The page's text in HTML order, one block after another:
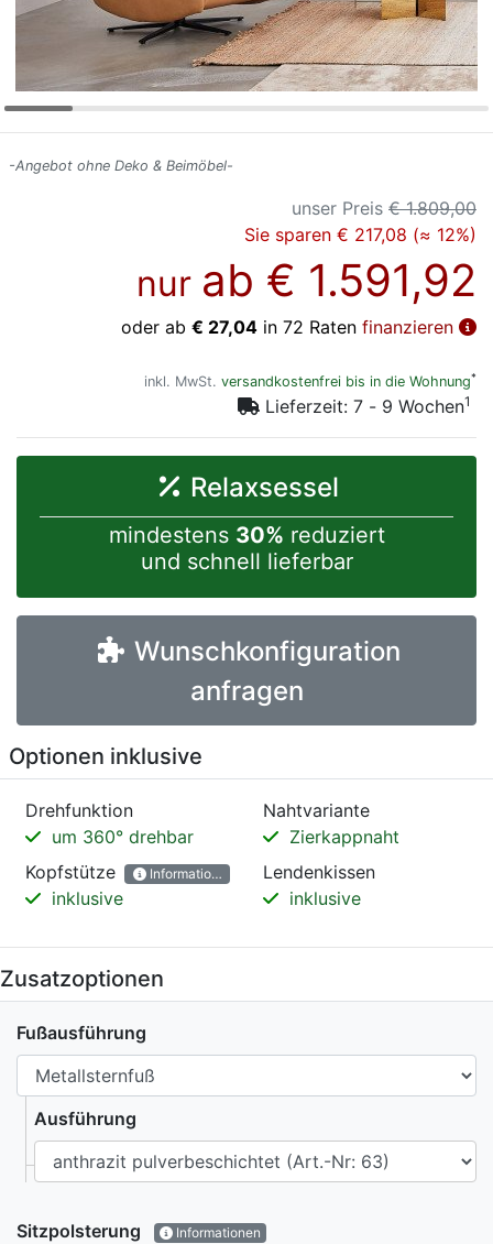
-Angebot ohne Deko & Beimöbel-
unser Preis € 1.809,00
Sie sparen € 217,08 (≈ 12%)
nur ab € 1.591,92
oder ab € 27,04 in 72 Raten finanzieren
inkl. MwSt. versandkostenfrei bis in die Wohnung*
Lieferzeit: 7 - 9 Wochen1
Relaxsessel
mindestens 30% reduziert
und schnell lieferbar
Wunschkonfiguration
anfragen
Optionen inklusive
Drehfunktion
um 360° drehbar
Nahtvariante
Zierkappnaht
Kopfstütze
Informationen
inklusive
Lendenkissen
inklusive
Zusatzoptionen
Fußausführung
Ausführung
Sitzpolsterung Informationen
Markenwelt
Letz-
Deals